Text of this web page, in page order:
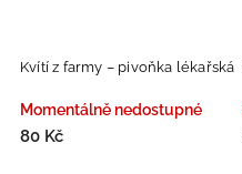
Kvítí z farmy – pivoňka lékařská
Momentálně nedostupné
80 Kč